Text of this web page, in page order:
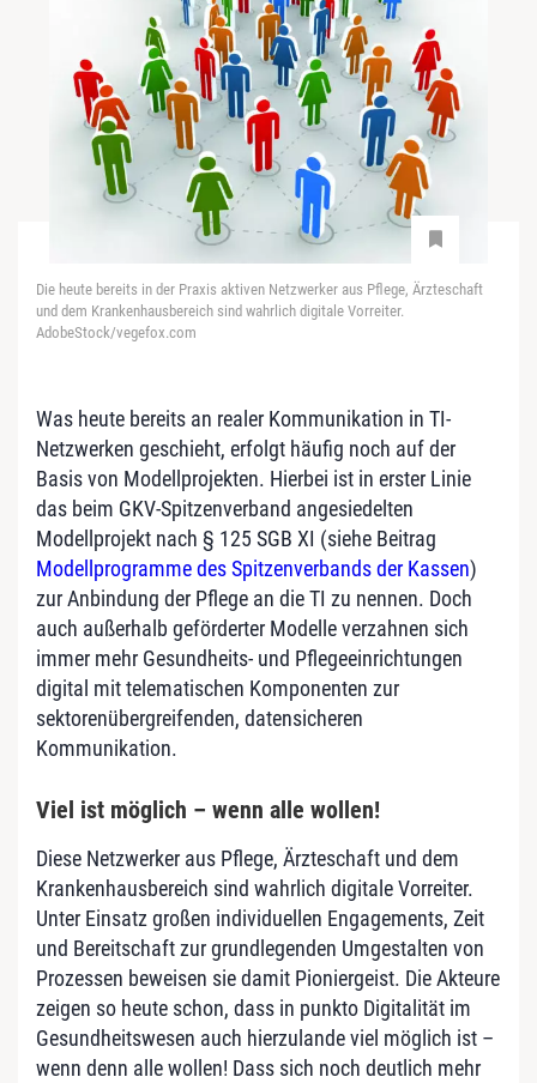
Die heute bereits in der Praxis aktiven Netzwerker aus Pflege, Ärzteschaft
und dem Krankenhausbereich sind wahrlich digitale Vorreiter.
AdobeStock/vegefox.com
Was heute bereits an realer Kommunikation in TI-
Netzwerken geschieht, erfolgt häufig noch auf der
Basis von Modellprojekten. Hierbei ist in erster Linie
das beim GKV-Spitzenverband angesiedelten
Modellprojekt nach § 125 SGB XI (siehe Beitrag
Modellprogramme des Spitzenverbands der Kassen)
zur Anbindung der Pflege an die TI zu nennen. Doch
auch außerhalb geförderter Modelle verzahnen sich
immer mehr Gesundheits- und Pflegeeinrichtungen
digital mit telematischen Komponenten zur
sektorenübergreifenden, datensicheren
Kommunikation.
Viel ist möglich – wenn alle wollen!
Diese Netzwerker aus Pflege, Ärzteschaft und dem
Krankenhausbereich sind wahrlich digitale Vorreiter.
Unter Einsatz großen individuellen Engagements, Zeit
und Bereitschaft zur grundlegenden Umgestalten von
Prozessen beweisen sie damit Pioniergeist. Die Akteure
zeigen so heute schon, dass in punkto Digitalität im
Gesundheitswesen auch hierzulande viel möglich ist –
wenn denn alle wollen! Dass sich noch deutlich mehr